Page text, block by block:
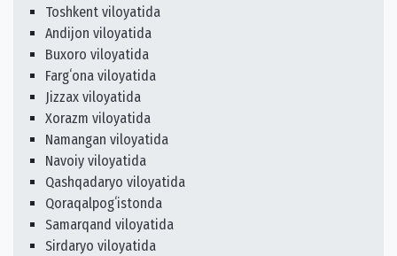
Toshkent viloyatida
Andijon viloyatida
Buxoro viloyatida
Fargʻona viloyatida
Jizzax viloyatida
Xorazm viloyatida
Namangan viloyatida
Navoiy viloyatida
Qashqadaryo viloyatida
Qoraqalpogʻistonda
Samarqand viloyatida
Sirdaryo viloyatida